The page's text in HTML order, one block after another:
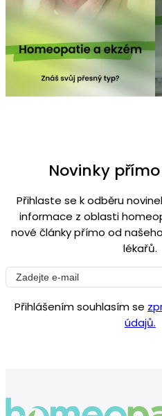
Novinky
Přihlaste se k odběru
informace z oblasti
nové články přímo od
lékařů.
Přihlášením souhlasím se
údajů.